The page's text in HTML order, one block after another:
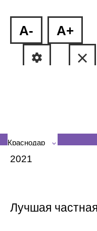
A- A+
Краснодар
2021
Лучшая